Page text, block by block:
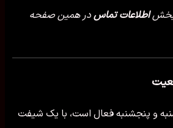
بخشاطلاعات تماس در همین صفحه
و پنجشنبه فعال است، با یک شیفت